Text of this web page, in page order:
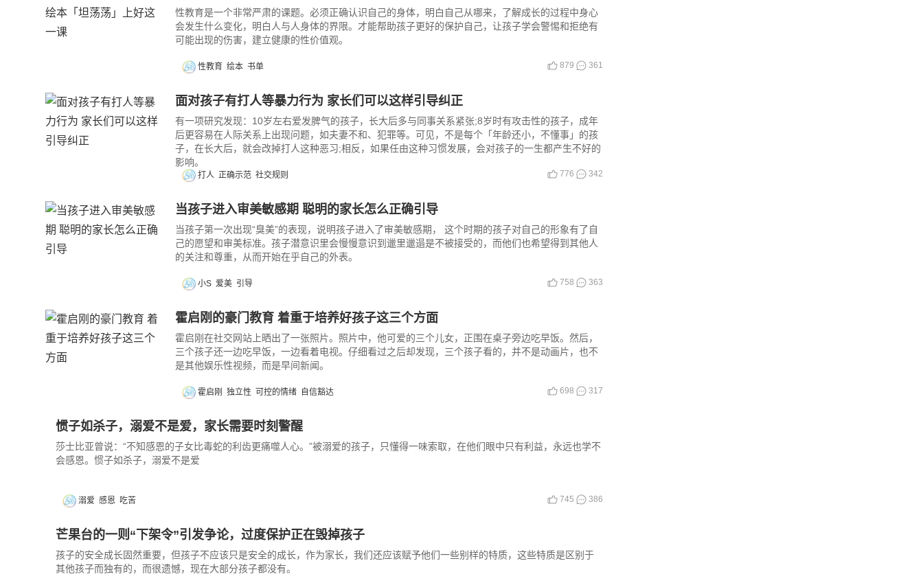
性教育是一个非常严肃的课题。必须正确认识自己的身体，明白自己从哪来，了解成长的过程中身心
会发生什么变化，明白人与人身体的界限。才能帮助孩子更好的保护自己，让孩子学会警惕和拒绝有
可能出现的伤害，建立健康的性价值观。
性教育 绘本 书单 879 361
面对孩子有打人等暴力行为 家长们可以这样引导纠正
有一项研究发现：10岁左右爱发脾气的孩子，长大后多与同事关系紧张;8岁时有攻击性的孩子，成年
后更容易在人际关系上出现问题，如夫妻不和、犯罪等。可见，不是每个「年龄还小，不懂事」的孩
子，在长大后，就会改掉打人这种恶习;相反，如果任由这种习惯发展，会对孩子的一生都产生不好的
影响。
打人 正确示范 社交规则 776 342
当孩子进入审美敏感期 聪明的家长怎么正确引导
当孩子第一次出现“臭美”的表现，说明孩子进入了审美敏感期， 这个时期的孩子对自己的形象有了自
己的愿望和审美标准。孩子潜意识里会慢慢意识到邋里邋遢是不被接受的，而他们也希望得到其他人
的关注和尊重，从而开始在乎自己的外表。
小S 爱美 引导 758 363
霍启刚的豪门教育 着重于培养好孩子这三个方面
霍启刚在社交网站上晒出了一张照片。照片中，他可爱的三个儿女，正围在桌子旁边吃早饭。然后，
三个孩子还一边吃早饭，一边看着电视。仔细看过之后却发现，三个孩子看的，并不是动画片，也不
是其他娱乐性视频，而是早间新闻。
霍启刚 独立性 可控的情绪 自信豁达 698 317
惯子如杀子，溺爱不是爱，家长需要时刻警醒
莎士比亚曾说：“不知感恩的子女比毒蛇的利齿更痛噬人心。”被溺爱的孩子，只懂得一味索取，在他们眼中只有利益，永远也学不
会感恩。惯子如杀子，溺爱不是爱
溺爱 感恩 吃苦 745 386
芒果台的一则“下架令”引发争论，过度保护正在毁掉孩子
孩子的安全成长固然重要，但孩子不应该只是安全的成长，作为家长，我们还应该赋予他们一些别样的特质，这些特质是区别于
其他孩子而独有的，而很遗憾，现在大部分孩子都没有。